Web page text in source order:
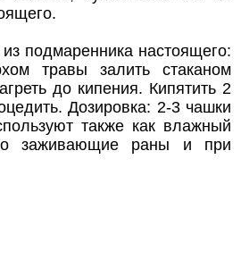
подмаренника настоящего:
травы залить стаканом
до кипения. Кипятить 2
Дозировка: 2-3 чашки
также как влажный
заживающие раны и при